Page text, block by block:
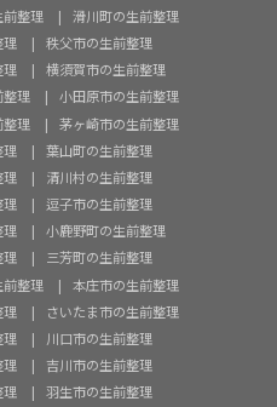
前整理
滑川町の生前整理
理
秩父市の生前整理
理
横須賀市の生前整理
整理
小田原市の生前整理
整理
茅ヶ崎市の生前整理
理
葉山町の生前整理
理
清川村の生前整理
理
逗子市の生前整理
理
小鹿野町の生前整理
理
三芳町の生前整理
前整理
本庄市の生前整理
理
さいたま市の生前整理
理
川口市の生前整理
理
吉川市の生前整理
理 羽生市の生前整理